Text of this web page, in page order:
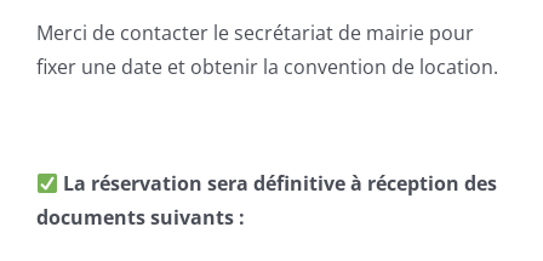
Merci de contacter le secrétariat de mairie pour
fixer une date et obtenir la convention de location.
La réservation sera définitive à réception des
documents suivants :